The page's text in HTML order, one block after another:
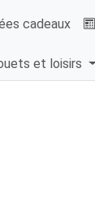
cadeaux
et loisirs